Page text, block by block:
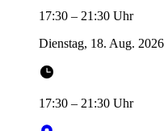
17:30 – 21:30 Uhr
Dienstag, 18. Aug. 2026
17:30 – 21:30 Uhr